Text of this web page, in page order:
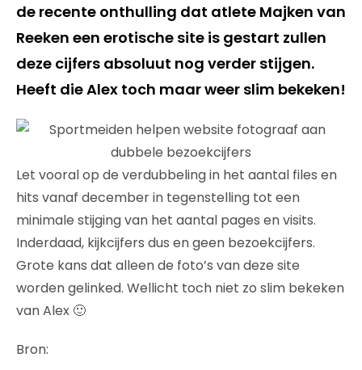
de recente onthulling dat atlete Majken van
Reeken een erotische site is gestart zullen
deze cijfers absoluut nog verder stijgen.
Heeft die Alex toch maar weer slim bekeken!
Let vooral op de verdubbeling in het aantal files en
hits vanaf december in tegenstelling tot een
minimale stijging van het aantal pages en visits.
Inderdaad, kijkcijfers dus en geen bezoekcijfers.
Grote kans dat alleen de foto’s van deze site
worden gelinked. Wellicht toch niet zo slim bekeken
van Alex 🙂
Bron: